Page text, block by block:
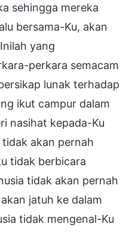
sehingga mereka
bersama-Ku, akan
yang
perkara semacam
lunak terhadap
ikut campur dalam
nasihat kepada-Ku
akan pernah
tidak berbicara
tidak akan pernah
jatuh ke dalam
tidak mengenal-Ku